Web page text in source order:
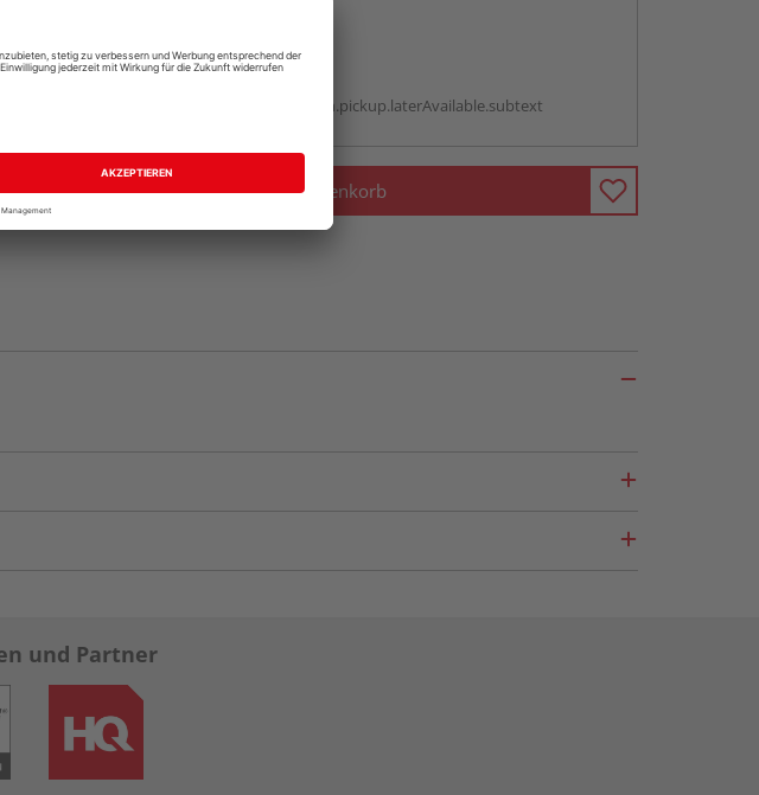
Beim Händler abholen
vue.ads.priceMerchantBox.option.pickup.laterAvailable.subtext
In den Warenkorb
und Partner